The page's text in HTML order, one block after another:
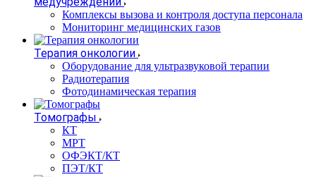
Комплексы вызова и контроля доступа персонала
Мониторинг медицинских газов
Терапия онкологии
Оборудование для ультразвуковой терапии
Радиотерапия
Фотодинамическая терапия
Томографы
КТ
МРТ
ОФЭКТ/КТ
ПЭТ/КТ